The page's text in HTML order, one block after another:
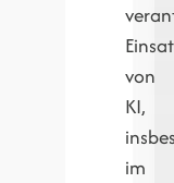
von
KI,
im